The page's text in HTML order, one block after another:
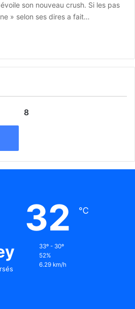
son nouveau crush. Si les pas
» selon ses dires a fait…
8
32 ℃
33º - 30º
52%
6.29 km/h